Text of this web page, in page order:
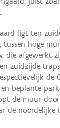
ligt ten
tussen hoge
die afgewerkt
zuidzijde
de
beplante
de muur
de